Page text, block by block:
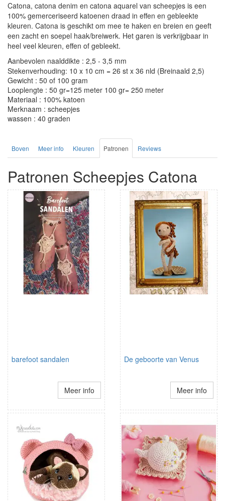
Catona, catona denim en catona aquarel van scheepjes is een
100% gemerceriseerd katoenen draad in effen en gebleekte
kleuren. Catona is geschikt om mee te haken en breien en geeft
een zacht en soepel haak/breiwerk. Het garen is verkrijgbaar in
heel veel kleuren, effen of gebleekt.
Aanbevolen naalddikte : 2,5 - 3,5 mm
Stekenverhouding: 10 x 10 cm = 26 st x 36 nld (Breinaald 2,5)
Gewicht : 50 of 100 gram
Looplengte : 50 gr=125 meter 100 gr= 250 meter
Materiaal : 100% katoen
Merknaam : scheepjes
wassen : 40 graden
Boven Meer info Kleuren Patronen Reviews
Patronen Scheepjes Catona
barefoot sandalen
Meer info
De geboorte van Venus
Meer info